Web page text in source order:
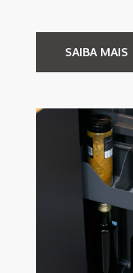
SAIBA MAIS